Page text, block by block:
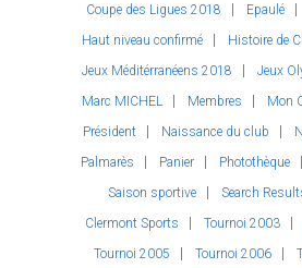
Coupe des Ligues 2018
Epaulé
Haut niveau confirmé
Histoire de
Jeux Méditérranéens 2018
Jeux
Marc MICHEL
Membres Mon
Président
Naissance du club
Palmarès
Panier Photothèque
Saison sportive
Search
Clermont Sports
Tournoi 2003
Tournoi 2005
Tournoi 2006